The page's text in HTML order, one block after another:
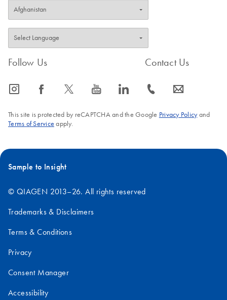
Follow Us
icon_0065_instagram-s icon_0064_facebook-s icon_0340_cc_gen_x-s icon_0077_youtube-s icon_0066_linkedin-s
Contact Us
icon_0072_phone-s icon_0063_envelope-s
This site is protected by reCAPTCHA and the Google Privacy Policyand
Terms of Service apply.
Sample to Insight
© QIAGEN 2013–26. All rights reserved
Trademarks & Disclaimers
Terms & Conditions
Privacy
Consent Manager
Accessibility